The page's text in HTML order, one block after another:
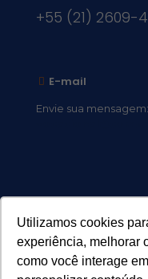
Utilizamos cookies
experiência, melhorar
como você interage
+55 (21) 2609-
E-mail
Envie sua mensagem: